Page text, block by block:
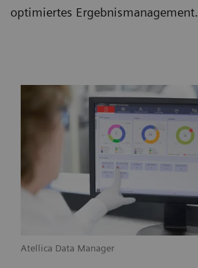
optimiertes Ergebnismanagement.
Atellica Data Manager